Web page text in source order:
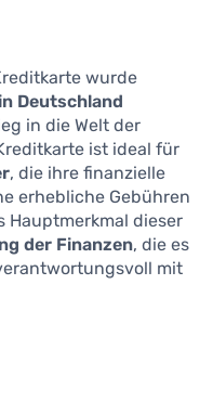
wurde
Deutschland
in die Welt der
ist ideal für
, die ihre finanzielle
erhebliche Gebühren
Hauptmerkmal dieser
der Finanzen, die es
mit